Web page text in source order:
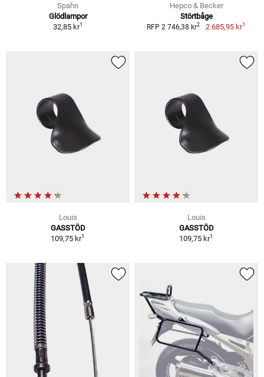
Spahn
Glödlampor
32,85 kr1
Hepco & Becker
Störtbåge
RFP 2 746,38 kr2 2 685,95 kr1
Louis
GASSTÖD
109,75 kr1
Louis
GASSTÖD
109,75 kr1